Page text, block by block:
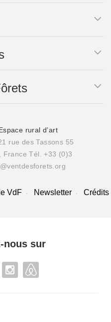
rural d’art
rue des Tassons 55
France Tél. +33 (0)3
VdF Newsletter Crédits
nous sur